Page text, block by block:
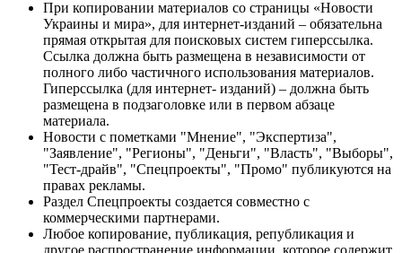
При копировании материалов со страницы «Новости
Украины и мира», для интернет-изданий – обязательна
прямая открытая для поисковых систем гиперссылка.
Ссылка должна быть размещена в независимости от
полного либо частичного использования материалов.
Гиперссылка (для интернет- изданий) – должна быть
размещена в подзаголовке или в первом абзаце
материала.
Новости с пометками "Мнение", "Экспертиза",
"Заявление", "Регионы", "Деньги", "Власть", "Выборы",
"Тест-драйв", "Спецпроекты", "Промо" публикуются на
правах рекламы.
Раздел Спецпроекты создается совместно с
коммерческими партнерами.
Любое копирование, публикация, републикация и
другое распространение информации, которое содержит